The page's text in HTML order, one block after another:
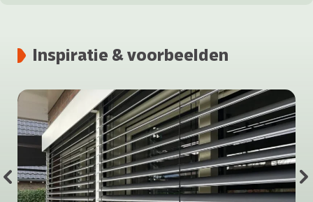
Inspiratie & voorbeelden